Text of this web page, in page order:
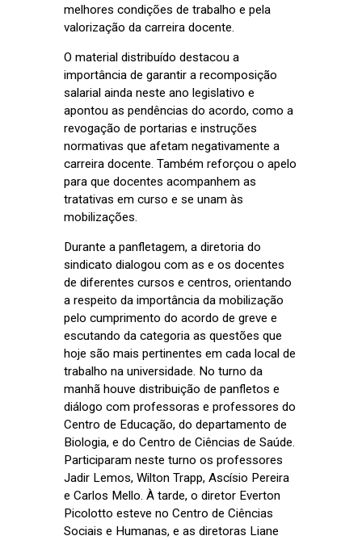
melhores condições de trabalho e pela
valorização da carreira docente.
O material distribuído destacou a
importância de garantir a recomposição
salarial ainda neste ano legislativo e
apontou as pendências do acordo, como a
revogação de portarias e instruções
normativas que afetam negativamente a
carreira docente. Também reforçou o apelo
para que docentes acompanhem as
tratativas em curso e se unam às
mobilizações.
Durante a panfletagem, a diretoria do
sindicato dialogou com as e os docentes
de diferentes cursos e centros, orientando
a respeito da importância da mobilização
pelo cumprimento do acordo de greve e
escutando da categoria as questões que
hoje são mais pertinentes em cada local de
trabalho na universidade. No turno da
manhã houve distribuição de panfletos e
diálogo com professoras e professores do
Centro de Educação, do departamento de
Biologia, e do Centro de Ciências de Saúde.
Participaram neste turno os professores
Jadir Lemos, Wilton Trapp, Ascísio Pereira
e Carlos Mello. À tarde, o diretor Everton
Picolotto esteve no Centro de Ciências
Sociais e Humanas, e as diretoras Liane